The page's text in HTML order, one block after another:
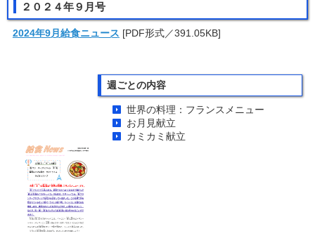
２０２４年９月号
2024年9月給食ニュース [PDF形式／391.05KB]
週ごとの内容
世界の料理：フランスメニュー
お月見献立
カミカミ献立